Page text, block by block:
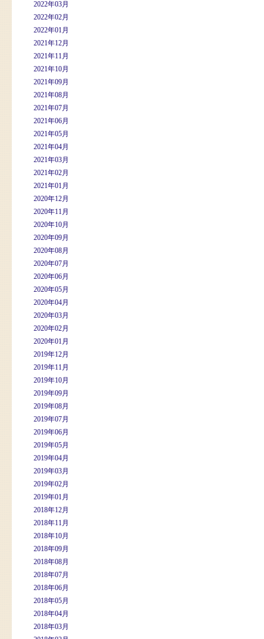
2022年03月
2022年02月
2022年01月
2021年12月
2021年11月
2021年10月
2021年09月
2021年08月
2021年07月
2021年06月
2021年05月
2021年04月
2021年03月
2021年02月
2021年01月
2020年12月
2020年11月
2020年10月
2020年09月
2020年08月
2020年07月
2020年06月
2020年05月
2020年04月
2020年03月
2020年02月
2020年01月
2019年12月
2019年11月
2019年10月
2019年09月
2019年08月
2019年07月
2019年06月
2019年05月
2019年04月
2019年03月
2019年02月
2019年01月
2018年12月
2018年11月
2018年10月
2018年09月
2018年08月
2018年07月
2018年06月
2018年05月
2018年04月
2018年03月